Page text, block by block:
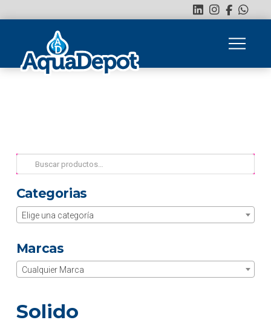
Buscar
por:
Categorias
Elige una categoría
Marcas
Cualquier Marca
Solido